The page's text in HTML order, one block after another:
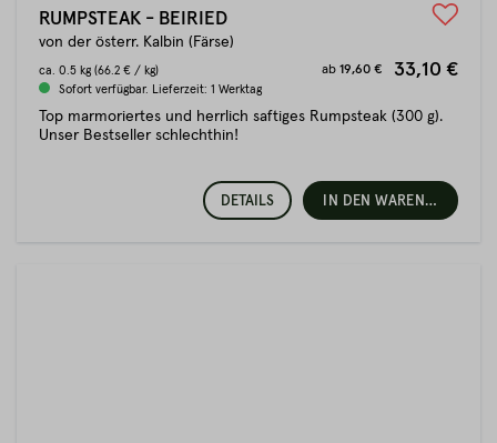
RUMPSTEAK - BEIRIED
von der österr. Kalbin (Färse)
ca. 0.5 kg (66.2 € / kg) ab 19,60 € 33,10 €
Sofort verfügbar. Lieferzeit: 1 Werktag
Top marmoriertes und herrlich saftiges Rumpsteak (300 g).
Unser Bestseller schlechthin!
DETAILS IN DEN WARENKORB